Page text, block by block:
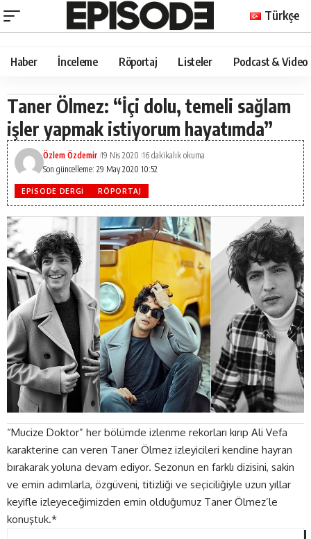
Türkçe
Haber İnceleme Röportaj Listeler Podcast & Video
Taner Ölmez: “İçi dolu, temeli sağlam
işler yapmak istiyorum hayatımda”
Son güncelleme: 29 May 2020 10:52
Özlem Özdemir 19 Nis 2020 16 dakikalık okuma
EPISODE DERGI RÖPORTAJ
“Mucize Doktor” her bölümde izlenme rekorları kırıp Ali Vefa
karakterine can veren Taner Ölmez izleyicileri kendine hayran
bırakarak yoluna devam ediyor. Sezonun en farklı dizisini, sakin
ve emin adımlarla, özgüveni, titizliği ve seçiciliğiyle uzun yıllar
keyifle izleyeceğimizden emin olduğumuz Taner Ölmez’le
konuştuk.*